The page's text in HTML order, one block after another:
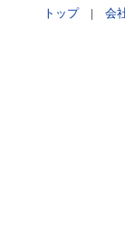
トップ| 会